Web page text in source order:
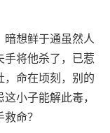
暗想鲜于通虽然人
手将他杀了，已惹
，命在顷刻，别的
小子能解此毒，
命？